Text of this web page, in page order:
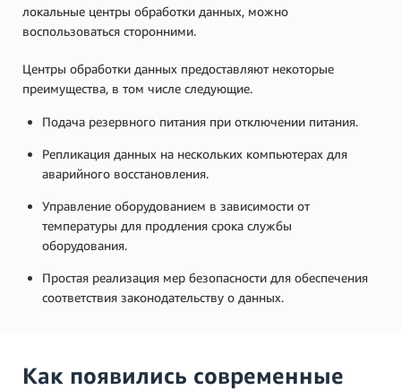
локальные центры обработки данных, можно
воспользоваться сторонними.
Центры обработки данных предоставляют некоторые
преимущества, в том числе следующие.
Подача резервного питания при отключении питания.
Репликация данных на нескольких компьютерах для
аварийного восстановления.
Управление оборудованием в зависимости от
температуры для продления срока службы
оборудования.
Простая реализация мер безопасности для обеспечения
соответствия законодательству о данных.
Как появились современные